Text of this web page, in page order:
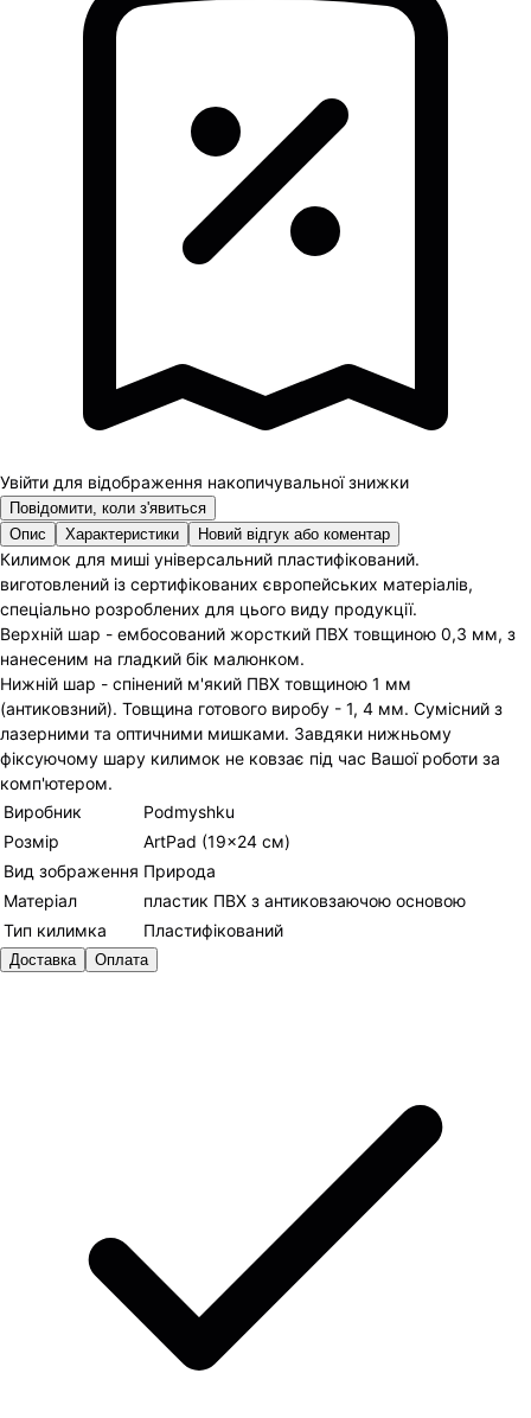
Увійти для відображення накопичувальної знижки
Повідомити, коли з'явиться
Опис
Характеристики Новий відгук або коментар
Килимок для миші універсальний пластифікований.
виготовлений із сертифікованих європейських матеріалів,
спеціально розроблених для цього виду продукції.
Верхній шар - ембосований жорсткий ПВХ товщиною 0,3 мм, з
нанесеним на гладкий бік малюнком.
Нижній шар - спінений м'який ПВХ товщиною 1 мм
(антиковзний). Товщина готового виробу - 1, 4 мм. Сумісний з
лазерними та оптичними мишками. Завдяки нижньому
фіксуючому шару килимок не ковзає під час Вашої роботи за
комп'ютером.
Виробник
Podmyshku
Розмір
ArtPad (19×24 см)
Вид зображення Природа
Матеріал
пластик ПВХ з антиковзаючою основою
Тип килимка
Пластифікований
Доставка Оплата